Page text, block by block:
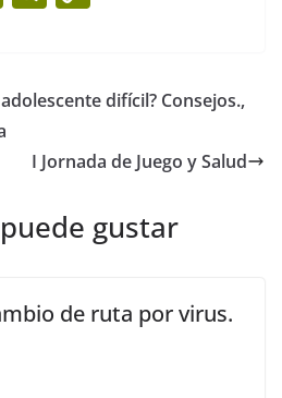
s
A
gr
m
y
n
difícil? Consejos.,
I Jornada de Juego y Salud
gustar
de ruta por virus.